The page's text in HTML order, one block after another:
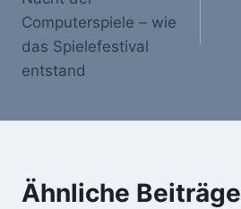
Computerspiele – wie
das Spielefestival
entstand
Ähnliche Beiträge